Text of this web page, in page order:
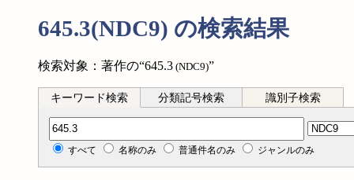
645.3(NDC9) の検索結果
検索対象：著作の“645.3 (NDC9)”
キーワード検索 分類記号検索 識別子検索
分類記号検索
すべて 名称のみ 普通件名のみ ジャンルのみ